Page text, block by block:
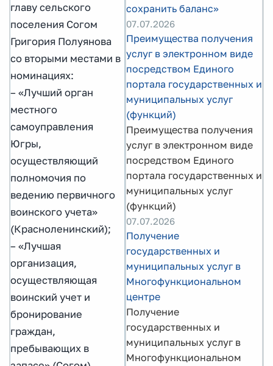
главу сельского
поселения Согом
Григория Полуянова
со вторыми местами в
номинациях:
– «Лучший орган
местного
самоуправления
Югры,
осуществляющий
полномочия по
ведению первичного
воинского учета»
(Красноленинский);
– «Лучшая
организация,
осуществляющая
воинский учет и
бронирование
граждан,
пребывающих в
сохранить баланс»
07.07.2026
Преимущества получения
услуг в электронном виде
посредством Единого
портала государственных и
муниципальных услуг
(функций)
Преимущества получения
услуг в электронном виде
посредством Единого
портала государственных и
муниципальных услуг
(функций)
07.07.2026
Получение
государственных и
муниципальных услуг в
Многофункциональном
центре
Получение
государственных и
муниципальных услуг в
Многофункциональном